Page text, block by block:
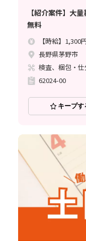
【紹介案件】大
無料
【時給】1,300
長野県茅野市
検査、梱包・
62024-00
キープす